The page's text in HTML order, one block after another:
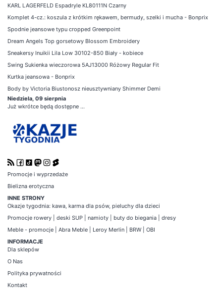
KARL LAGERFELD Espadryle KL80111N Czarny
Komplet 4-cz.: koszula z krótkim rękawem, bermudy, szelki i mucha - Bonprix
Spodnie jeansowe typu cropped Greenpoint
Dream Angels Top gorsetowy Blossom Embroidery
Sneakersy Inuikii Lila Low 30102-850 Biały - kobiece
Swing Sukienka wieczorowa 5AJ13000 Różowy Regular Fit
Kurtka jeansowa - Bonprix
Body by Victoria Biustonosz nieusztywniany Shimmer Demi
Niedziela, 09 sierpnia
Już wkrótce będą dostępne ...
Promocje i wyprzedaże
Bielizna erotyczna
INNE STRONY
Okazje tygodnia: kawa, karma dla psów, pieluchy dla dzieci
Promocje rowery deski SUP namioty buty do biegania
dresy
Meble - promocje
Abra Meble Leroy Merlin BRW
OBI
INFORMACJE
Dla sklepów
O Nas
Polityka prywatności
Kontakt